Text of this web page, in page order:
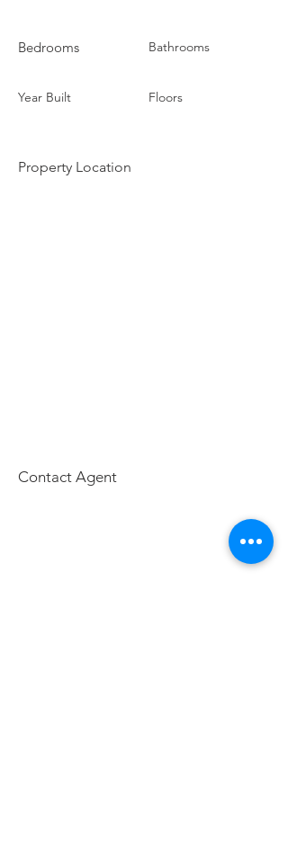
Bedrooms
Year Built
Bathrooms
Floors
Property Location
Contact Agent